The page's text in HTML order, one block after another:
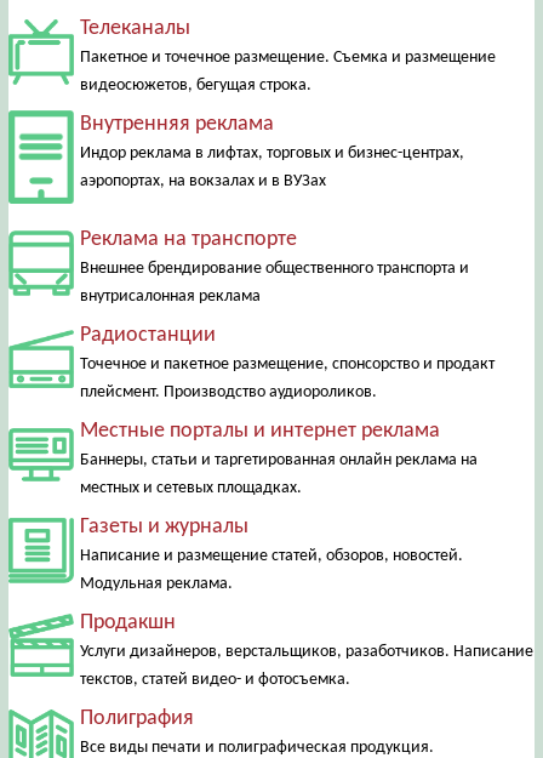
Телеканалы
Пакетное и точечное размещение. Съемка и размещение
видеосюжетов, бегущая строка.
Внутренняя реклама
Индор реклама в лифтах, торговых и бизнес-центрах,
аэропортах, на вокзалах и в ВУЗах
Реклама на транспорте
Внешнее брендирование общественного транспорта и
внутрисалонная реклама
Радиостанции
Точечное и пакетное размещение, спонсорство и продакт
плейсмент. Производство аудиороликов.
Местные порталы и интернет реклама
Баннеры, статьи и таргетированная онлайн реклама на
местных и сетевых площадках.
Газеты и журналы
Написание и размещение статей, обзоров, новостей.
Модульная реклама.
Продакшн
Услуги дизайнеров, верстальщиков, разаботчиков. Написание
текстов, статей видео- и фотосъемка.
Полиграфия
Все виды печати и полиграфическая продукция.